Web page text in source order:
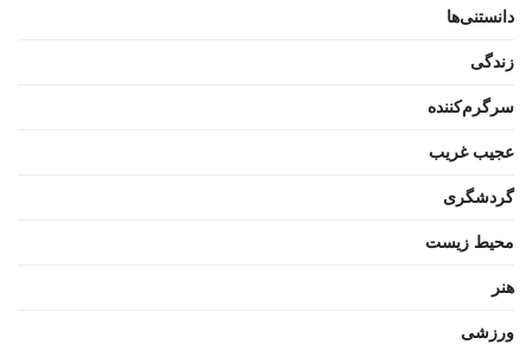
دانستنی‌ها
زندگی
سرگرم‌کننده
عجیب غریب
گردشگری
محیط زیست
هنر
ورزشی